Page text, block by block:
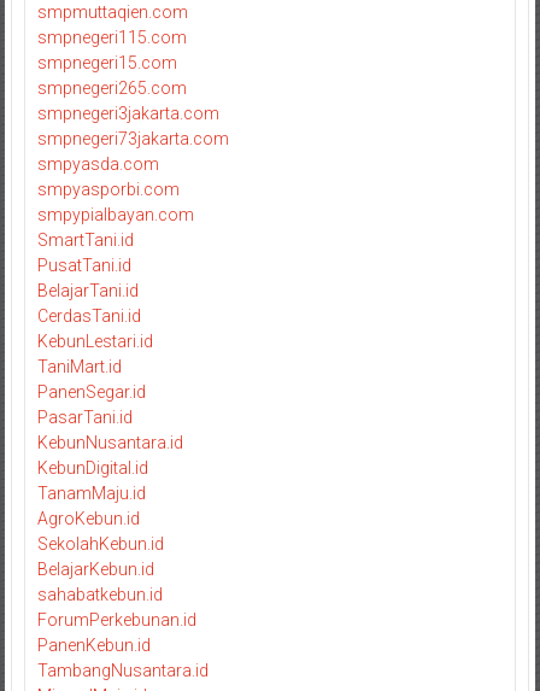
smpmuttaqien.com
smpnegeri115.com
smpnegeri15.com
smpnegeri265.com
smpnegeri3jakarta.com
smpnegeri73jakarta.com
smpyasda.com
smpyasporbi.com
smpypialbayan.com
SmartTani.id
PusatTani.id
BelajarTani.id
CerdasTani.id
KebunLestari.id
TaniMart.id
PanenSegar.id
PasarTani.id
KebunNusantara.id
KebunDigital.id
TanamMaju.id
AgroKebun.id
SekolahKebun.id
BelajarKebun.id
sahabatkebun.id
ForumPerkebunan.id
PanenKebun.id
TambangNusantara.id